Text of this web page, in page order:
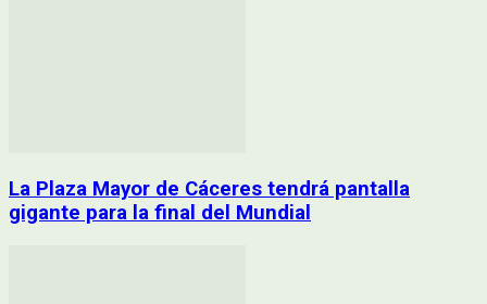
La Plaza Mayor de Cáceres tendrá pantalla
gigante para la final del Mundial